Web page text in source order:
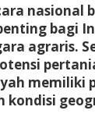
nasional
bagi
agraris.
memiliki
kondisi